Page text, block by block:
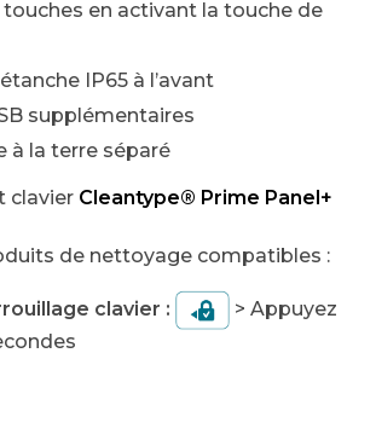
en activant la touche de
IP65 à l’avant
supplémentaires
à la terre séparé
clavier Cleantype® Prime Panel+
de nettoyage compatibles :
clavier :
> Appuyez